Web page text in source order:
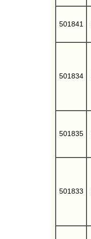
501841
501834
501835
501833